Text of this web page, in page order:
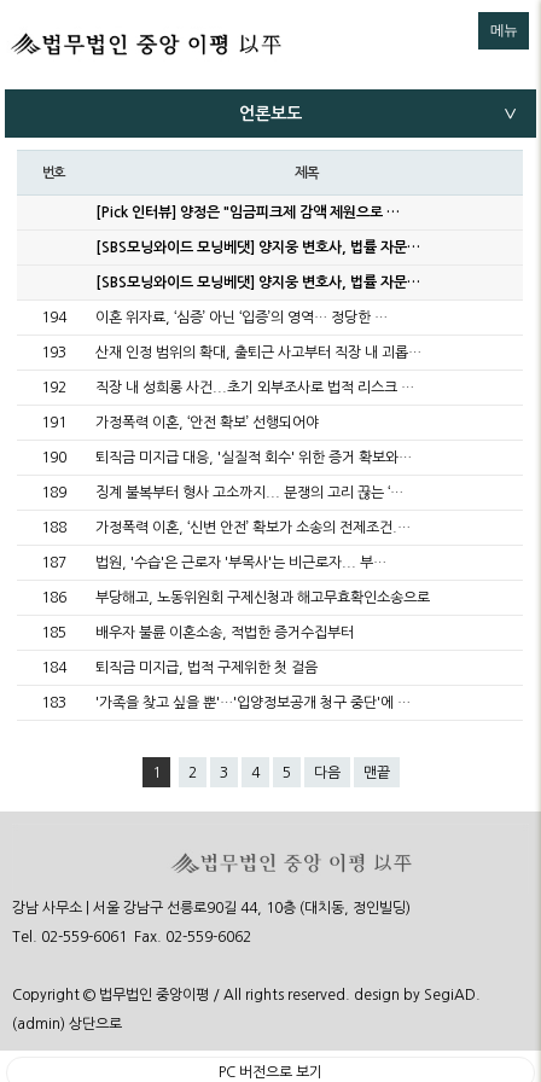
메뉴
언론보도 ∨
번호 제목
[Pick 인터뷰] 양정은 "임금피크제 감액 제원으로 …
[SBS모닝와이드 모닝베댓] 양지웅 변호사, 법률 자문…
[SBS모닝와이드 모닝베댓] 양지웅 변호사, 법률 자문…
194 이혼 위자료, ‘심증’ 아닌 ‘입증’의 영역… 정당한 …
193 산재 인정 범위의 확대, 출퇴근 사고부터 직장 내 괴롭…
192 직장 내 성희롱 사건...초기 외부조사로 법적 리스크 …
191 가정폭력 이혼, ‘안전 확보’ 선행되어야
190 퇴직금 미지급 대응, '실질적 회수' 위한 증거 확보와…
189 징계 불복부터 형사 고소까지... 분쟁의 고리 끊는 ‘…
188 가정폭력 이혼, ‘신변 안전’ 확보가 소송의 전제조건.…
187 법원, '수습'은 근로자 '부목사'는 비근로자... 부…
186 부당해고, 노동위원회 구제신청과 해고무효확인소송으로
185 배우자 불륜 이혼소송, 적법한 증거수집부터
184 퇴직금 미지급, 법적 구제위한 첫 걸음
183 '가족을 찾고 싶을 뿐'…'입양정보공개 청구 중단'에 …
1 2 3 4 5 다음 맨끝
강남 사무소 | 서울 강남구 선릉로90길 44, 10층 (대치동, 정인빌딩)
Tel. 02-559-6061 Fax. 02-559-6062
Copyright © 법무법인 중앙이평 / All rights reserved. design by SegiAD
(admin) 상단으로
PC 버전으로 보기